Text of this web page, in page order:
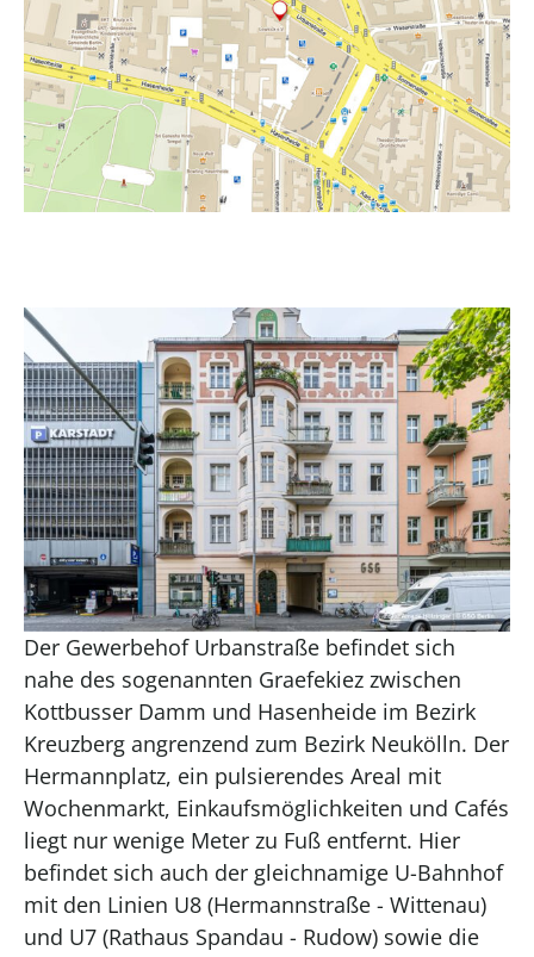
Der Gewerbehof Urbanstraße befindet sich
nahe des sogenannten Graefekiez zwischen
Kottbusser Damm und Hasenheide im Bezirk
Kreuzberg angrenzend zum Bezirk Neukölln. Der
Hermannplatz, ein pulsierendes Areal mit
Wochenmarkt, Einkaufsmöglichkeiten und Cafés
liegt nur wenige Meter zu Fuß entfernt. Hier
befindet sich auch der gleichnamige U-Bahnhof
mit den Linien U8 (Hermannstraße - Wittenau)
und U7 (Rathaus Spandau - Rudow) sowie die